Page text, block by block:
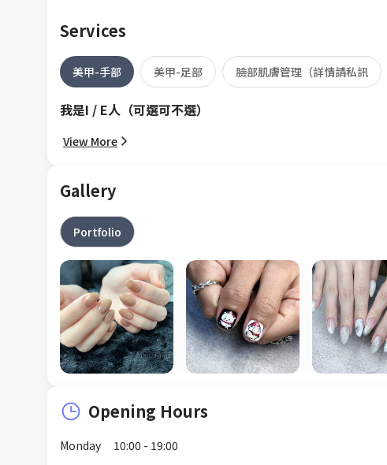
Services
美甲-手部 美甲-足部 臉部肌膚管理（詳情請私訊
我是I / E人（可選可不選）
View More
Gallery
Portfolio
Opening Hours
Monday
10:00 - 19:00